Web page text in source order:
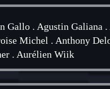
Gallo . Agustin Galiana .
Michel . Anthony
. Aurélien Wiik